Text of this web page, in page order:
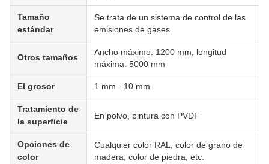
Tamaño
estándar
Se trata de un sistema de control de las
emisiones de gases.
Otros tamaños
Ancho máximo: 1200 mm, longitud
máxima: 5000 mm
El grosor 1 mm - 10 mm
Tratamiento de
la superficie
En polvo, pintura con PVDF
Opciones de
color
Cualquier color RAL, color de grano de
madera, color de piedra, etc.